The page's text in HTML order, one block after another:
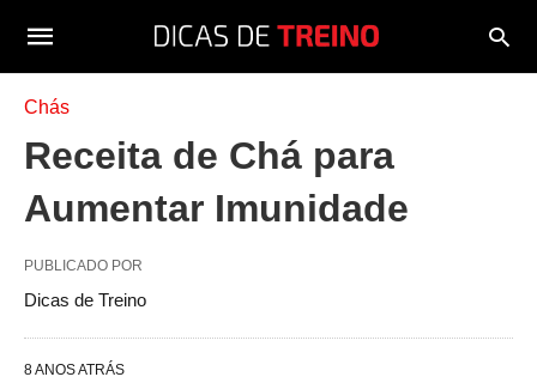
Chás
Receita de Chá para
Aumentar Imunidade
PUBLICADO POR
Dicas de Treino
8 ANOS ATRÁS